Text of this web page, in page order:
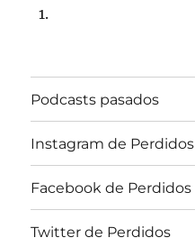
Podcasts pasados
Instagram de Perdidos
Facebook de Perdidos
Twitter de Perdidos